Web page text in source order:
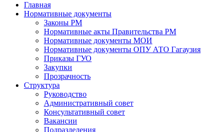
Главная
Нормативные документы
Законы РМ
Нормативные акты Правительства РМ
Нормативные документы МОИ
Нормативные документы ОПУ АТО Гагаузия
Приказы ГУО
Закупки
Прозрачность
Структура
Руководство
Административный совет
Консультативный совет
Вакансии
Подразделения